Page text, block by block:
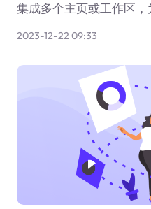
集成多个主页或工作区，
2023-12-22 09:33